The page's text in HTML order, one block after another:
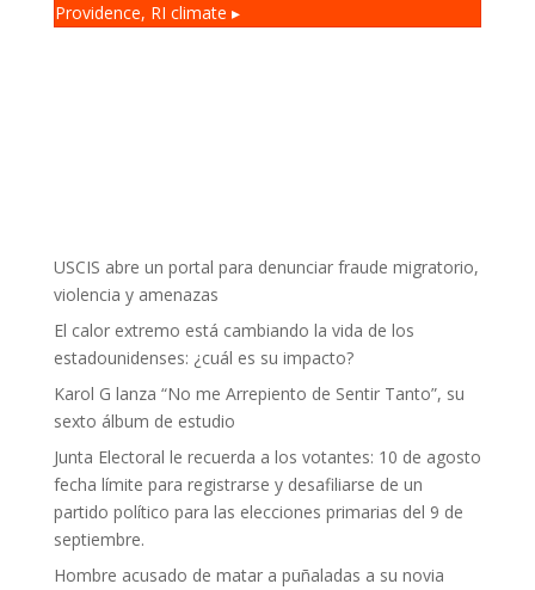
Providence, RI climate ▸
USCIS abre un portal para denunciar fraude migratorio,
violencia y amenazas
El calor extremo está cambiando la vida de los
estadounidenses: ¿cuál es su impacto?
Karol G lanza “No me Arrepiento de Sentir Tanto”, su
sexto álbum de estudio
Junta Electoral le recuerda a los votantes: 10 de agosto
fecha límite para registrarse y desafiliarse de un
partido político para las elecciones primarias del 9 de
septiembre.
Hombre acusado de matar a puñaladas a su novia